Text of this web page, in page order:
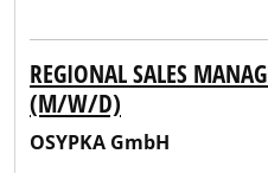
REGIONAL SALES
(M/W/D)
OSYPKA GmbH